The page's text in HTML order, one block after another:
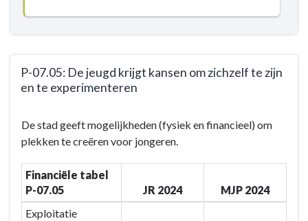
P-07.05: De jeugd krijgt kansen om zichzelf te zijn
en te experimenteren
naar
navigatie
BD-
Door
De stad geeft mogelijkheden (fysiek en financieel) om
plekken te creëren voor jongeren.
Financiële tabel
P-07.05
JR 2024
MJP 2024
Exploitatie